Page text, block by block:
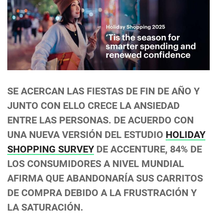
SE ACERCAN LAS FIESTAS DE FIN DE AÑO Y
JUNTO CON ELLO CRECE LA ANSIEDAD
ENTRE LAS PERSONAS. DE ACUERDO CON
UNA NUEVA VERSIÓN DEL ESTUDIO HOLIDAY
SHOPPING SURVEY DE ACCENTURE, 84% DE
LOS CONSUMIDORES A NIVEL MUNDIAL
AFIRMA QUE ABANDONARÍA SUS CARRITOS
DE COMPRA DEBIDO A LA FRUSTRACIÓN Y
LA SATURACIÓN.